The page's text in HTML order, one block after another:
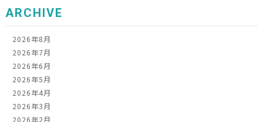
ARCHIVE
2026年8月
2026年7月
2026年6月
2026年5月
2026年4月
2026年3月
2026年2月